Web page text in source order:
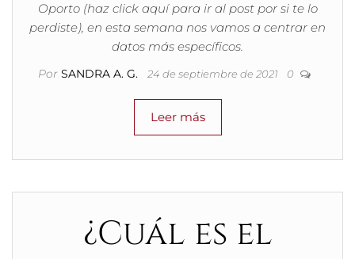
Oporto (haz click aquí para ir al post por si te lo
perdiste), en esta semana nos vamos a centrar en
datos más específicos.
Por SANDRA A. G. 24 de septiembre de 2021 0
Leer más
¿Cuál es el